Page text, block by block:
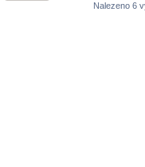
Nalezeno 6